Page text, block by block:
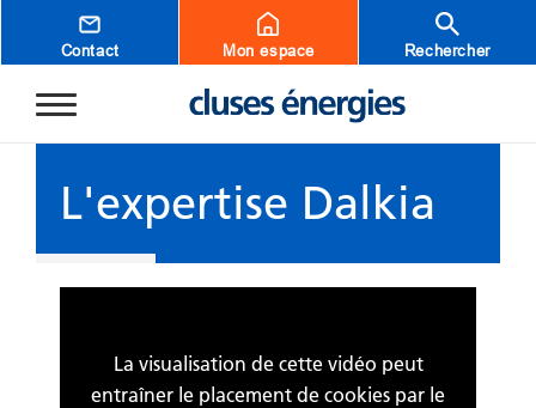
Aller au contenu principal
Contact Mon espace Rechercher
L'expertise Dalkia
La visualisation de cette vidéo peut
entraîner le placement de cookies par le